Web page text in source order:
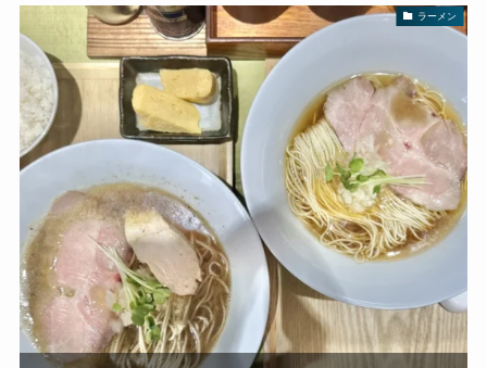
ラーメン